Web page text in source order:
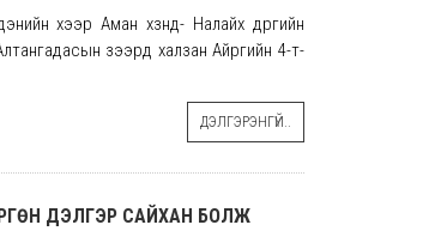
хээр Аман хүзүүнд- Налайх дүүргийн
зээрд халзан Айргийн 4-т-
ДЭЛГЭРЭНГҮЙ..
ДЭЛГЭР САЙХАН БОЛЖ